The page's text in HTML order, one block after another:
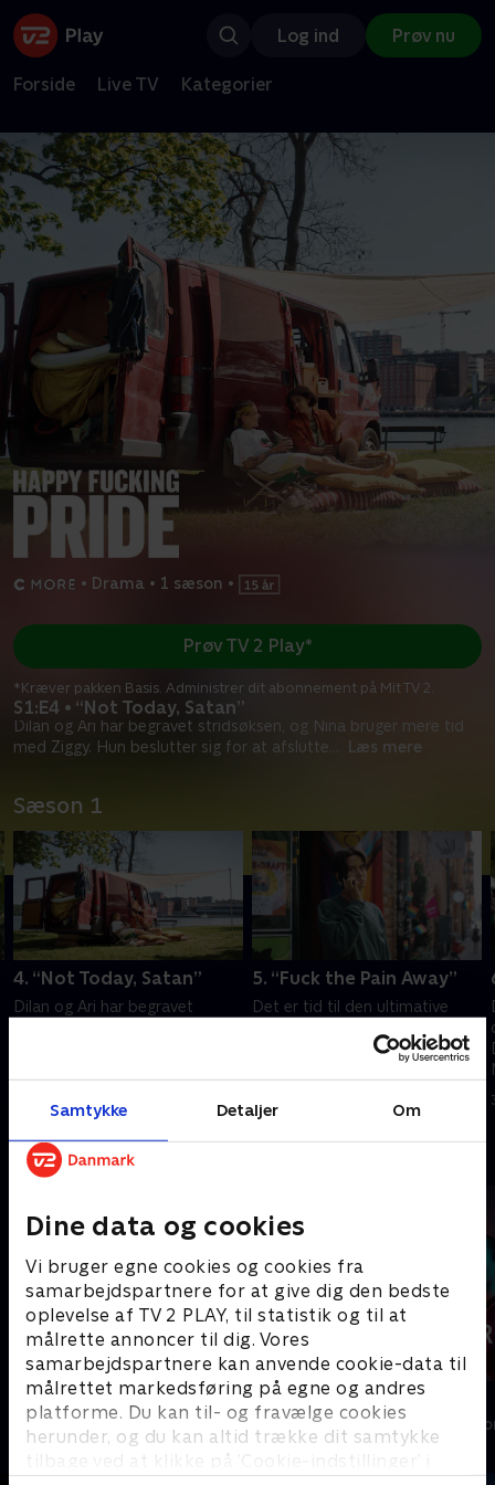
Samtykke Detaljer Om
Dine data og cookies
Vi bruger egne cookies og cookies fra
samarbejdspartnere for at give dig den bedste
oplevelse af TV 2 PLAY, til statistik og til at
målrette annoncer til dig. Vores
samarbejdspartnere kan anvende cookie-data til
målrettet markedsføring på egne og andres
platforme. Du kan til- og fravælge cookies
herunder, og du kan altid trække dit samtykke
tilbage ved at klikke på ’Cookie-indstillinger’ i
Log ind Prøv nu
Forside Live TV Kategorier
• Drama • 1 sæson •
S1:E4 • “Not Today, Satan”
Dilan og Ari har begravet stridsøksen, og Nina bruger mere tid
med Ziggy. Hun beslutter sig for at afslutte
Læs mere
Prøv TV 2 Play*
*Kræver pakken Basis. Administrer dit abonnement på Mit TV 2.
Sæson 1
4. “Not Today, Satan”
Dilan og Ari har begravet
5. “Fuck the Pain Away”
Det er tid til den ultimative
vil blive hjemme, men Ari, Nina
Andre så også
Hånden på hjertet
Drama • 1 sæsoner
Dark Horse
Drama • 1